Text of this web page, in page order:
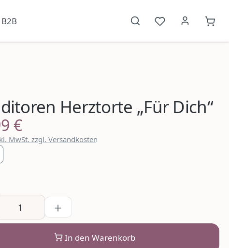
B2B
Du hast 0
Herztorte „Für Dich“
Preis:
€
MwSt. zzgl. Versandkosten
In den Warenkorb